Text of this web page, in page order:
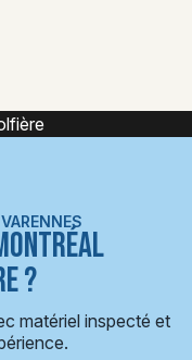
?
matériel inspecté et